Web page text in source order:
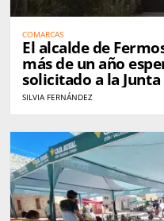
COMARCAS
El alcalde de
más de un año
solicitado a la
gestión de Arribes
SILVIA FERNÁNDEZ